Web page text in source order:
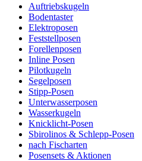
Auftriebskugeln
Bodentaster
Elektroposen
Feststellposen
Forellenposen
Inline Posen
Pilotkugeln
Segelposen
Stipp-Posen
Unterwasserposen
Wasserkugeln
Knicklicht-Posen
Sbirolinos & Schlepp-Posen
nach Fischarten
Posensets & Aktionen